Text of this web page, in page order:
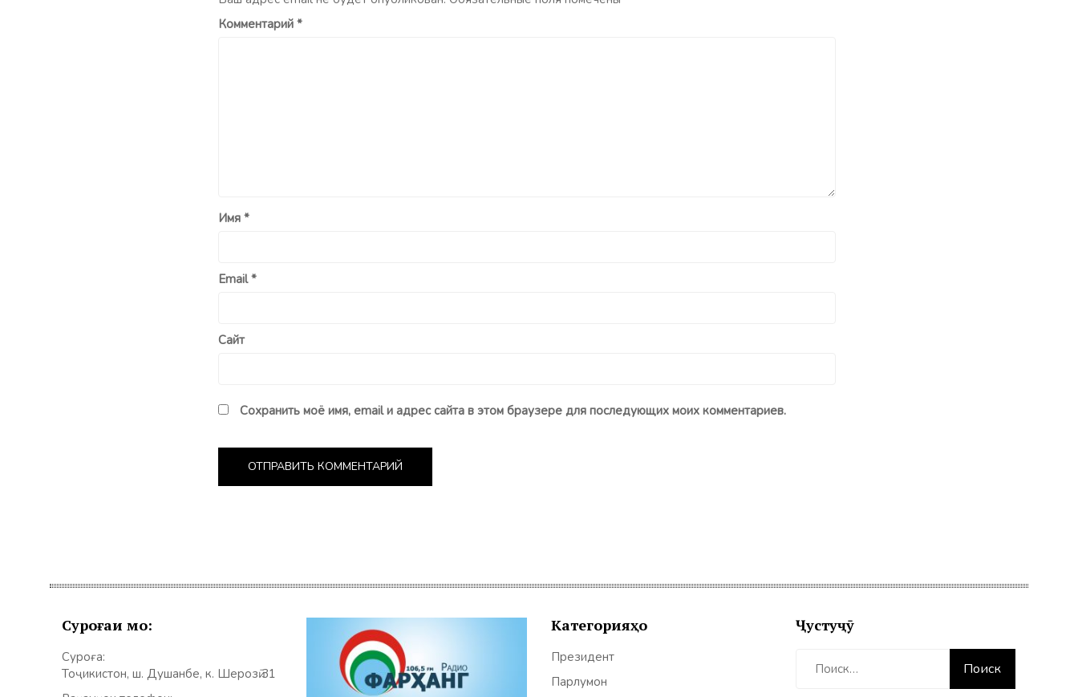
Комментарий *
Имя *
Email*
Сайт
Сохранить моё имя, email и адрес сайта в этом браузере для последующих моих комментариев.
Суроғаи мо:
Суроға:
Тоҷикистон, ш. Душанбе, к. Шерозӣ 31
Категорияҳо
Президент
Парлумон
Ҷустуҷӯ